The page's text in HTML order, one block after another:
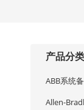
产品分类
ABB系统
Allen-